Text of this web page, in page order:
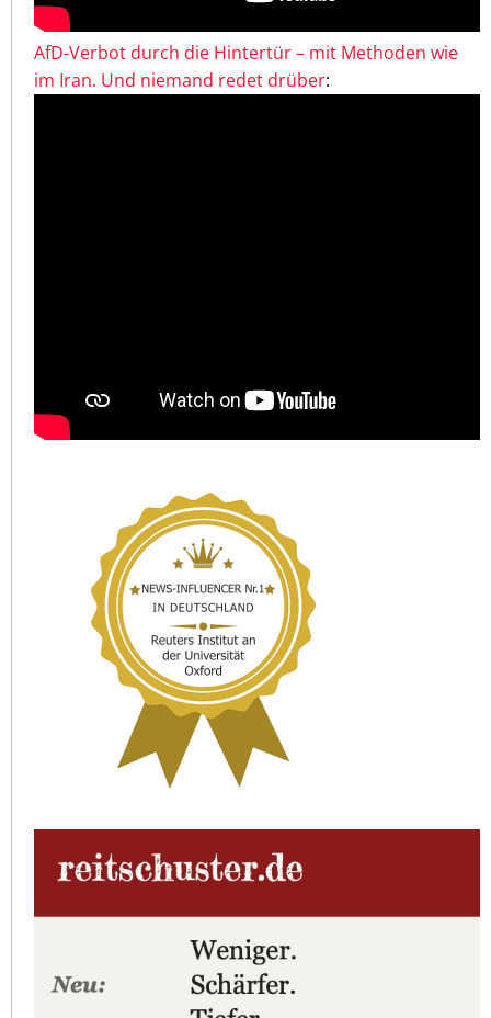
AfD-Verbot durch die Hintertür – mit Methoden wie
im Iran. Und niemand redet drüber: